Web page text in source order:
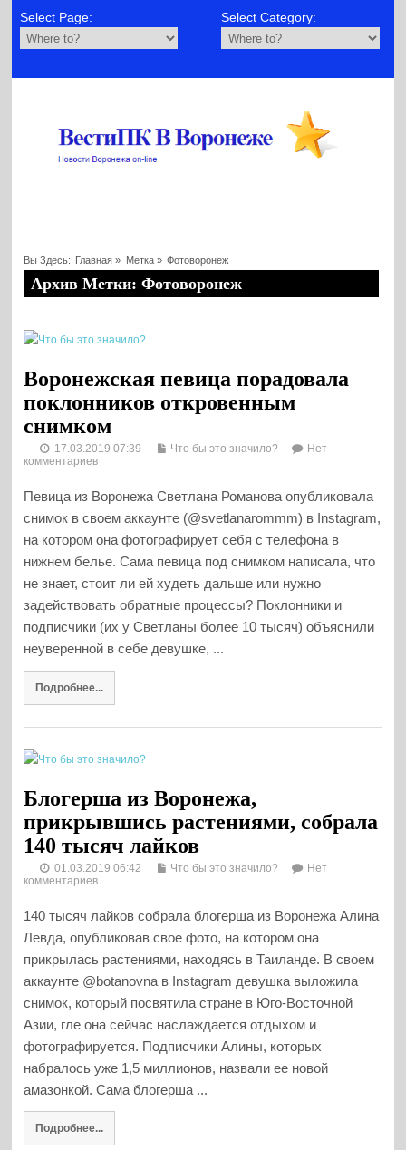
Select Page: Select Category:
Вы Здесь: Главная » Метка » Фотоворонеж
Архив Метки: Фотоворонеж
Воронежская певица порадовала
поклонников откровенным
снимком
17.03.2019 07:39 Что бы это значило?
Нет
комментариев
Певица из Воронежа Светлана Романова опубликовала
снимок в своем аккаунте (@svetlanarommm) в Instagram,
на котором она фотографирует себя с телефона в
нижнем белье. Сама певица под снимком написала, что
не знает, стоит ли ей худеть дальше или нужно
задействовать обратные процессы? Поклонники и
подписчики (их у Светланы более 10 тысяч) объяснили
неуверенной в себе девушке, ...
Подробнее...
Блогерша из Воронежа,
прикрывшись растениями, собрала
140 тысяч лайков
01.03.2019 06:42 Что бы это значило?
Нет
комментариев
140 тысяч лайков собрала блогерша из Воронежа Алина
Левда, опубликовав свое фото, на котором она
прикрылась растениями, находясь в Таиланде. В своем
аккаунте @botanovna в Instagram девушка выложила
снимок, который посвятила стране в Юго-Восточной
Азии, гле она сейчас наслаждается отдыхом и
фотографируется. Подписчики Алины, которых
набралось уже 1,5 миллионов, назвали ее новой
амазонкой. Сама блогерша ...
Подробнее...